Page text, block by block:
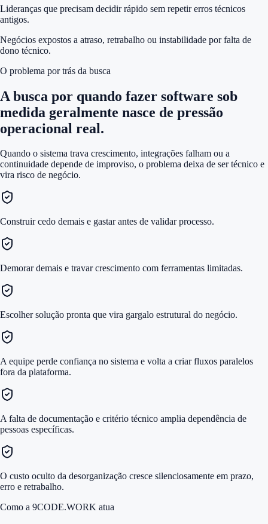
Lideranças que precisam decidir rápido sem repetir erros técnicos
antigos.
Negócios expostos a atraso, retrabalho ou instabilidade por falta de
dono técnico.
O problema por trás da busca
A busca por quando fazer software sob
medida geralmente nasce de pressão
operacional real.
Quando o sistema trava crescimento, integrações falham ou a
continuidade depende de improviso, o problema deixa de ser técnico e
vira risco de negócio.
Construir cedo demais e gastar antes de validar processo.
Demorar demais e travar crescimento com ferramentas limitadas.
Escolher solução pronta que vira gargalo estrutural do negócio.
A equipe perde confiança no sistema e volta a criar fluxos paralelos
fora da plataforma.
A falta de documentação e critério técnico amplia dependência de
pessoas específicas.
O custo oculto da desorganização cresce silenciosamente em prazo,
erro e retrabalho.
Como a 9CODE.WORK atua